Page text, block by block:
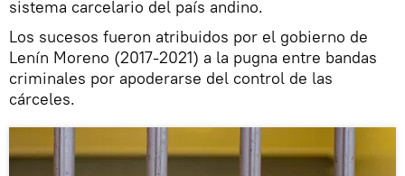
sistema carcelario del país andino.
Los sucesos fueron atribuidos por el gobierno de
Lenín Moreno (2017-2021) a la pugna entre bandas
criminales por apoderarse del control de las
cárceles.